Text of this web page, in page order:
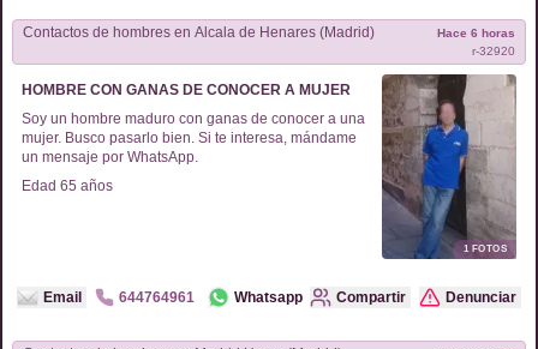
Contactos de hombres en Alcala de Henares (Madrid)
r-32920
Hace 6 horas
HOMBRE CON GANAS DE CONOCER A MUJER
Soy un hombre maduro con ganas de conocer a una
mujer. Busco pasarlo bien. Si te interesa, mándame
un mensaje por WhatsApp.
Edad 65 años
1FOTOS
Email 644764961 Whatsapp Compartir Denunciar